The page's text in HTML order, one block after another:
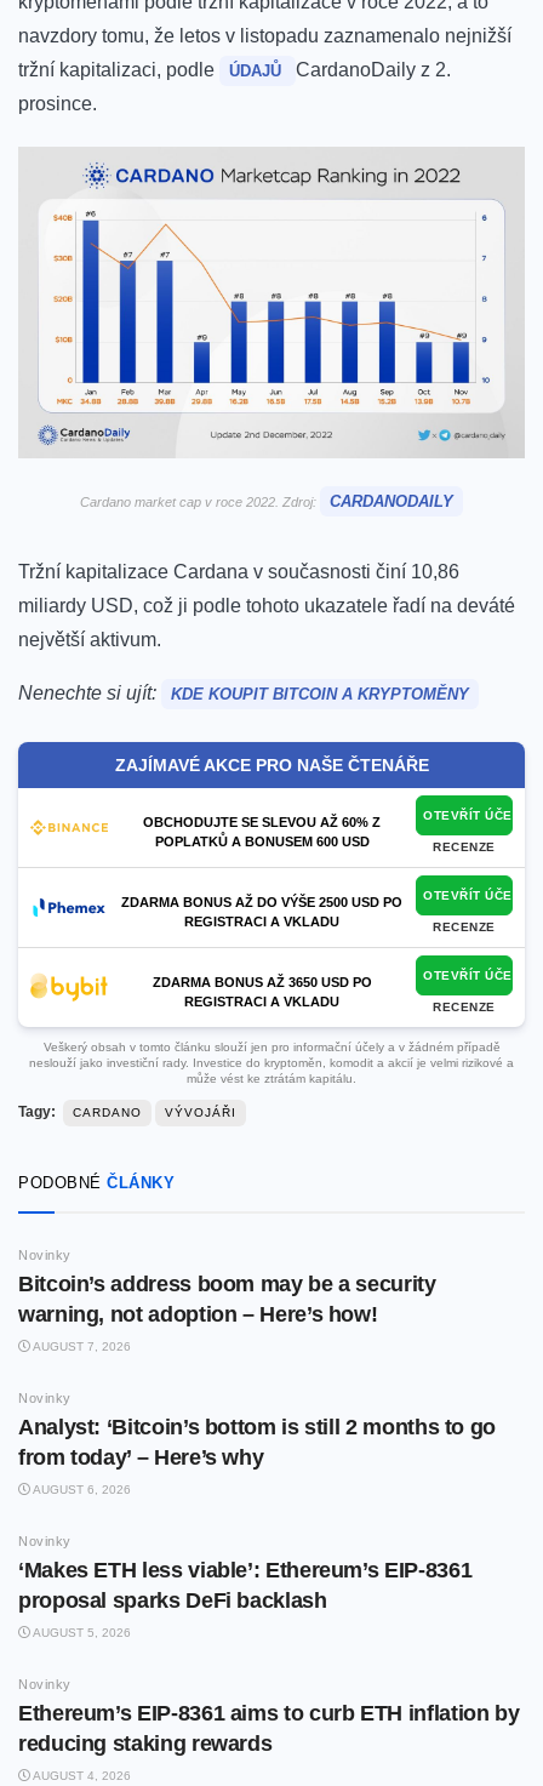
navzdory tomu, že letos v listopadu zaznamenalo nejnižší
tržní kapitalizaci, podle
ÚDAJŮ
CardanoDaily z 2.
prosince.
Cardano market cap v roce 2022. Zdroj: CARDANODAILY
Tržní kapitalizace Cardana v současnosti činí 10,86
miliardy USD, což ji podle tohoto ukazatele řadí na deváté
největší aktivum.
Nenechte si ujít: KDE KOUPIT BITCOIN A KRYPTOMĚNY
ZAJÍMAVÉ AKCE PRO NAŠE ČTENÁŘE
OBCHODUJTE SE SLEVOU AŽ 60% Z
POPLATKŮ A BONUSEM 600 USD
OTEVŘÍT ÚČET
RECENZE
ZDARMA BONUS AŽ DO VÝŠE 2500 USD PO
REGISTRACI A VKLADU
OTEVŘÍT ÚČET
RECENZE
ZDARMA BONUS AŽ 3650 USD PO
REGISTRACI A VKLADU
OTEVŘÍT ÚČET
RECENZE
Veškerý obsah v tomto článku slouží jen pro informační účely a v žádném případě
neslouží jako investiční rady. Investice do kryptoměn, komodit a akcií je velmi rizikové a
může vést ke ztrátám kapitálu.
Tagy: CARDANO VÝVOJÁŘI
PODOBNÉ ČLÁNKY
Novinky
Bitcoin’s address boom may be a security
warning, not adoption – Here’s how!
AUGUST 7, 2026
Novinky
Analyst: ‘Bitcoin’s bottom is still 2 months to go
from today’ – Here’s why
AUGUST 6, 2026
Novinky
‘Makes ETH less viable’: Ethereum’s EIP-8361
proposal sparks DeFi backlash
AUGUST 5, 2026
Novinky
Ethereum’s EIP-8361 aims to curb ETH inflation by
reducing staking rewards
AUGUST 4, 2026